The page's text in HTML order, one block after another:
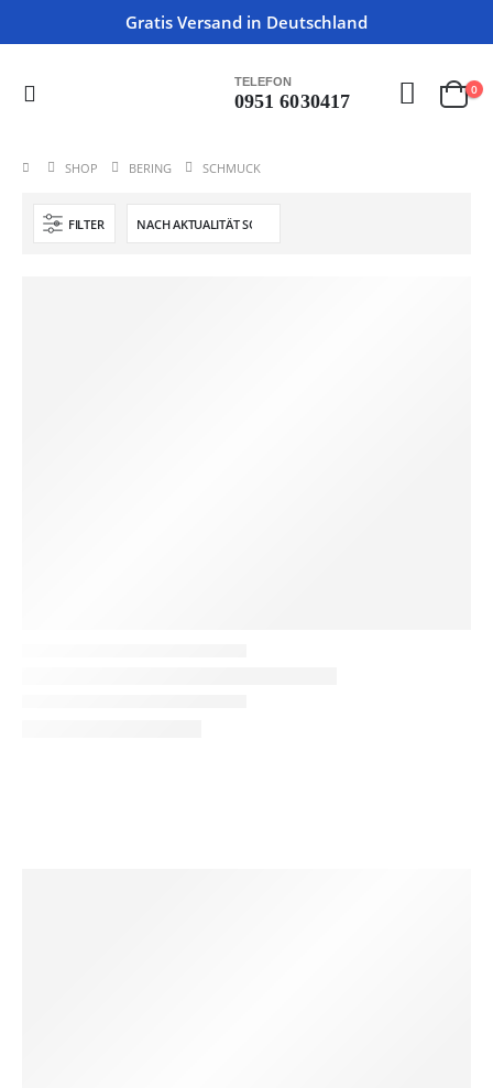
Gratis Versand in Deutschland
TELEFON
0951 6030417
0
SHOP BERING SCHMUCK
FILTER